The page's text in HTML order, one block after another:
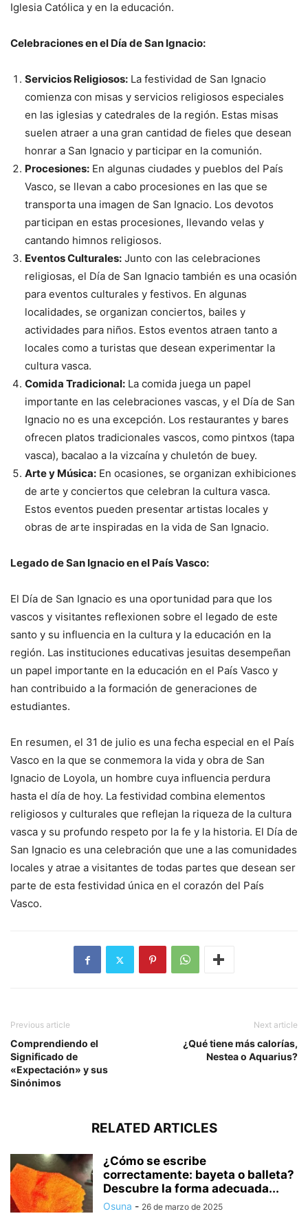
Iglesia Católica y en la educación.
Celebraciones en el Día de San Ignacio:
Servicios Religiosos: La festividad de San Ignacio
comienza con misas y servicios religiosos especiales
en las iglesias y catedrales de la región. Estas misas
suelen atraer a una gran cantidad de fieles que desean
honrar a San Ignacio y participar en la comunión.
Procesiones: En algunas ciudades y pueblos del País
Vasco, se llevan a cabo procesiones en las que se
transporta una imagen de San Ignacio. Los devotos
participan en estas procesiones, llevando velas y
cantando himnos religiosos.
Eventos Culturales: Junto con las celebraciones
religiosas, el Día de San Ignacio también es una ocasión
para eventos culturales y festivos. En algunas
localidades, se organizan conciertos, bailes y
actividades para niños. Estos eventos atraen tanto a
locales como a turistas que desean experimentar la
cultura vasca.
Comida Tradicional: La comida juega un papel
importante en las celebraciones vascas, y el Día de San
Ignacio no es una excepción. Los restaurantes y bares
ofrecen platos tradicionales vascos, como pintxos (tapa
vasca), bacalao a la vizcaína y chuletón de buey.
Arte y Música: En ocasiones, se organizan exhibiciones
de arte y conciertos que celebran la cultura vasca.
Estos eventos pueden presentar artistas locales y
obras de arte inspiradas en la vida de San Ignacio.
Legado de San Ignacio en el País Vasco:
El Día de San Ignacio es una oportunidad para que los
vascos y visitantes reflexionen sobre el legado de este
santo y su influencia en la cultura y la educación en la
región. Las instituciones educativas jesuitas desempeñan
un papel importante en la educación en el País Vasco y
han contribuido a la formación de generaciones de
estudiantes.
En resumen, el 31 de julio es una fecha especial en el País
Vasco en la que se conmemora la vida y obra de San
Ignacio de Loyola, un hombre cuya influencia perdura
hasta el día de hoy. La festividad combina elementos
religiosos y culturales que reflejan la riqueza de la cultura
vasca y su profundo respeto por la fe y la historia. El Día de
San Ignacio es una celebración que une a las comunidades
locales y atrae a visitantes de todas partes que desean ser
parte de esta festividad única en el corazón del País
Vasco.
Previous article
Comprendiendo el
Significado de
«Expectación» y sus
Sinónimos
Next article
¿Qué tiene más calorías,
Nestea o Aquarius?
RELATED ARTICLES
¿Cómo se escribe
correctamente: bayeta o balleta?
Descubre la forma adecuada...
Osuna - 26 de marzo de 2025